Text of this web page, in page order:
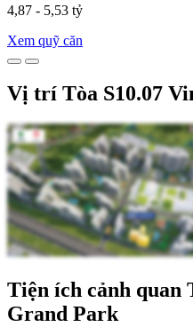
4,87 - 5,53 tỷ
Xem quỹ căn
Vị trí Tòa S10.07
Tiện ích cảnh quan
Grand Park